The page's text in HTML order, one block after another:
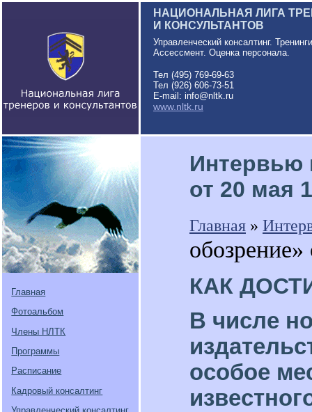
НАЦИОНАЛЬНАЯ ЛИГА
И КОНСУЛЬТАНТОВ
Управленческий консалтинг.
Ассессмент. Оценка персонала.
Тел (495) 769-69-63
Тел (926) 606-73-51
E-mail: info@nltk.ru
www.nltk.ru
Главная
Фотоальбом
Члены НЛТК
Программы
Расписание
Кадровый консалтинг
Интервью
от 20 мая
Главная »
КАК
В числе
особое